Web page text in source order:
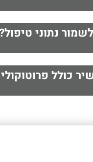
נתוני
כולל